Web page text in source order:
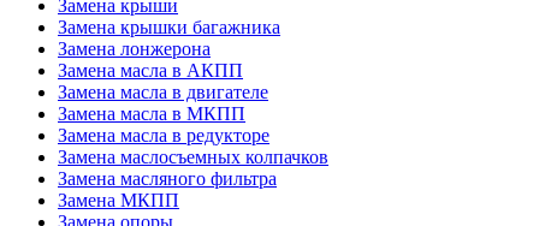
Замена крыши
Замена крышки багажника
Замена лонжерона
Замена масла в АКПП
Замена масла в двигателе
Замена масла в МКПП
Замена масла в редукторе
Замена маслосъемных колпачков
Замена масляного фильтра
Замена МКПП